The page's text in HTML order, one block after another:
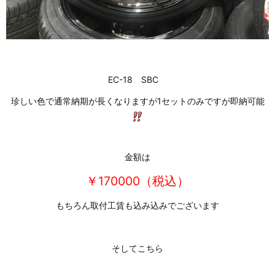
EC-18 SBC
珍しい色で通常納期が長くなりますが1セットのみですが即納可能
金額は
￥170000（税込）
もちろん取付工賃も込み込みでございます
そしてこちら